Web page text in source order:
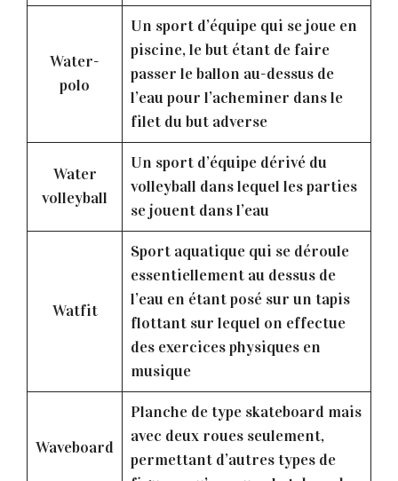
Water-
polo
Un sport d’équipe qui se joue en
piscine, le but étant de faire
passer le ballon au-dessus de
l’eau pour l’acheminer dans le
filet du but adverse
Water
volleyball
Un sport d’équipe dérivé du
volleyball dans lequel les parties
se jouent dans l’eau
Watfit
Sport aquatique qui se déroule
essentiellement au dessus de
l’eau en étant posé sur un tapis
flottant sur lequel on effectue
des exercices physiques en
musique
Waveboard
Planche de type skateboard mais
avec deux roues seulement,
permettant d’autres types de